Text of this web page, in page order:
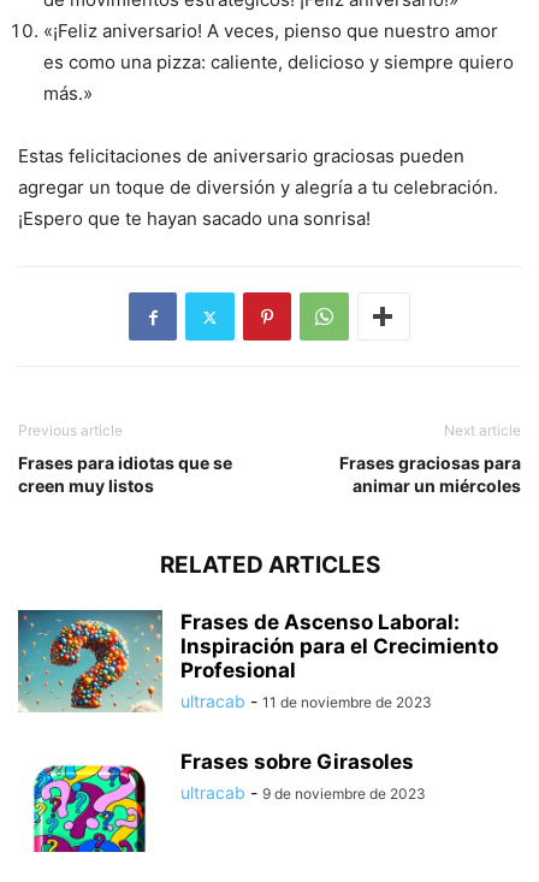
«¡Feliz aniversario! A veces, pienso que nuestro amor
es como una pizza: caliente, delicioso y siempre quiero
más.»
Estas felicitaciones de aniversario graciosas pueden
agregar un toque de diversión y alegría a tu celebración.
¡Espero que te hayan sacado una sonrisa!
Previous article
Frases para idiotas que se
creen muy listos
Next article
Frases graciosas para
animar un miércoles
RELATED ARTICLES
Frases de Ascenso Laboral:
Inspiración para el Crecimiento
Profesional
ultracab - 11 de noviembre de 2023
Frases sobre Girasoles
ultracab - 9 de noviembre de 2023